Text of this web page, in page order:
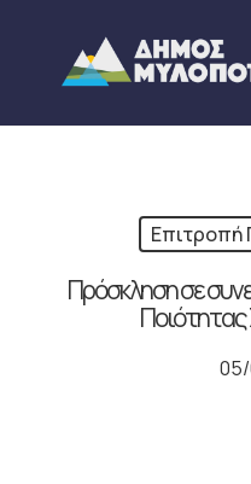
content
Επιτροπή
Πρόσκληση σε
Ποιότητας